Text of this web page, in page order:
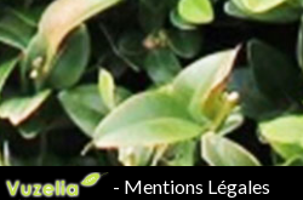
- Mentions Légales